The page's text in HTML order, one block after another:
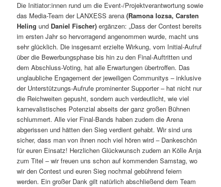
Die Initiator:innen rund um die Event-/Projektverantwortung sowie
das Media-Team der LANXESS arena(Ramona Iozsa, Carsten
Helingund Daniel Fischer)ergänzen: „Dass der Contest bereits
im ersten Jahr so hervorragend angenommen wurde, macht uns
sehr glücklich. Die insgesamt erzielte Wirkung, vom Initial-Aufruf
über die Bewerbungsphase bis hin zu den Final-Auftritten und
dem Abschluss-Voting, hat alle Erwartungen übertroffen. Das
unglaubliche Engagement der jeweiligen Communitys – inklusive
der Unterstützungs-Aufrufe prominenter Supporter – hat nicht nur
die Reichweiten gepusht, sondern auch verdeutlicht, wie viel
karnevalistisches Potenzial abseits der ganz großen Bühnen
schlummert. Alle vier Final-Bands haben zudem die Arena
abgerissen und hätten den Sieg verdient gehabt. Wir sind uns
sicher, dass man von ihnen noch viel hören wird – Dankeschön
für euren Einsatz! Herzlichen Glückwunsch zudem an Kölle Anja
zum Titel – wir freuen uns schon auf kommenden Samstag, wo
wir den Contest und euren Sieg nochmal gebührend feiern
werden. Ein großer Dank gilt natürlich abschließend dem Team